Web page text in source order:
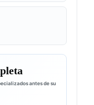
antes de su